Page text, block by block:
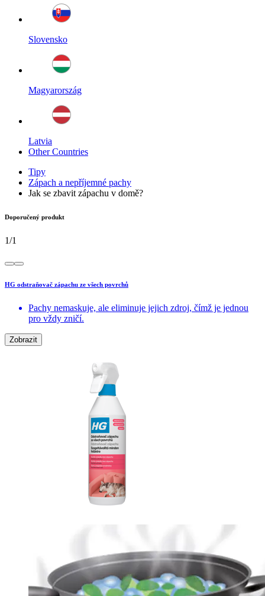
Slovensko
Magyarország
Latvia
Other Countries
Tipy
Zápach a nepříjemné pachy
Jak se zbavit zápachu v domě?
Doporučený produkt
1/1
HG odstraňovač zápachu ze všech povrchů
Pachy nemaskuje, ale eliminuje jejich zdroj, čímž je jednou
pro vždy zničí.
Zobrazit